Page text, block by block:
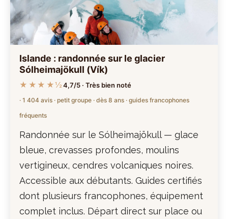
Islande : randonnée sur le glacier
Sólheimajökull (Vík)
★★★★½4,7/5 · Très bien noté
· 1 404 avis · petit groupe · dès 8 ans · guides francophones
fréquents
Randonnée sur le Sólheimajökull — glace
bleue, crevasses profondes, moulins
vertigineux, cendres volcaniques noires.
Accessible aux débutants. Guides certifiés
dont plusieurs francophones, équipement
complet inclus. Départ direct sur place ou